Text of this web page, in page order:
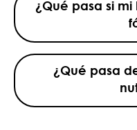
¿Qué pasa si
¿Qué pasa